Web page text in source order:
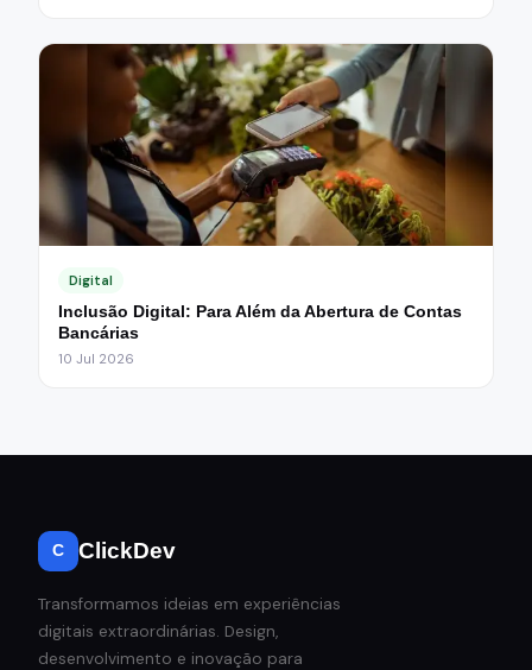
Digital
Inclusão Digital: Para Além da Abertura de Contas
Bancárias
10 Jul 2026
C ClickDev
Transformamos ideias em experiências
digitais extraordinárias. Design,
desenvolvimento e inovação para